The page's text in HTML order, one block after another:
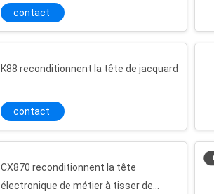
machine de jacquard de métier à tisser
de jacquard
contact
K88 reconditionnent la tête de jacquard
contact
CX870 reconditionnent la tête
électronique de métier à tisser de